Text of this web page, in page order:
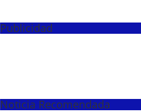
Publicidad
Noticia Recomendada